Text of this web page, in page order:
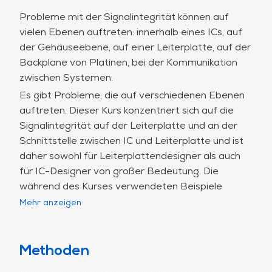
Probleme mit der Signalintegrität können auf
vielen Ebenen auftreten: innerhalb eines ICs, auf
der Gehäuseebene, auf einer Leiterplatte, auf der
Backplane von Platinen, bei der Kommunikation
zwischen Systemen.
Es gibt Probleme, die auf verschiedenen Ebenen
auftreten. Dieser Kurs konzentriert sich auf die
Signalintegrität auf der Leiterplatte und an der
Schnittstelle zwischen IC und Leiterplatte und ist
daher sowohl für Leiterplattendesigner als auch
für IC-Designer von großer Bedeutung. Die
während des Kurses verwendeten Beispiele
stammen jedoch aus dem PCB-Bereich. Der Kurs
Es gibt Probleme mit der Signalintegrität (und der
Mehr anzeigen
Methoden